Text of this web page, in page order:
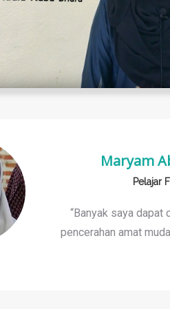
Maryam
Pelajar
“Banyak saya dapat
pencerahan amat